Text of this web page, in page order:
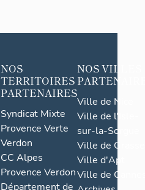
NOS
TERRITOIRES
PARTENAIRES
Syndicat Mixte
Provence Verte
Verdon
CC Alpes
Provence Verdon
Département de
NOS VILLES
Ville de Nice
Ville de l'Isle-
sur-la-Sorgue
Ville de Grasse
Ville d'Apt
Ville de